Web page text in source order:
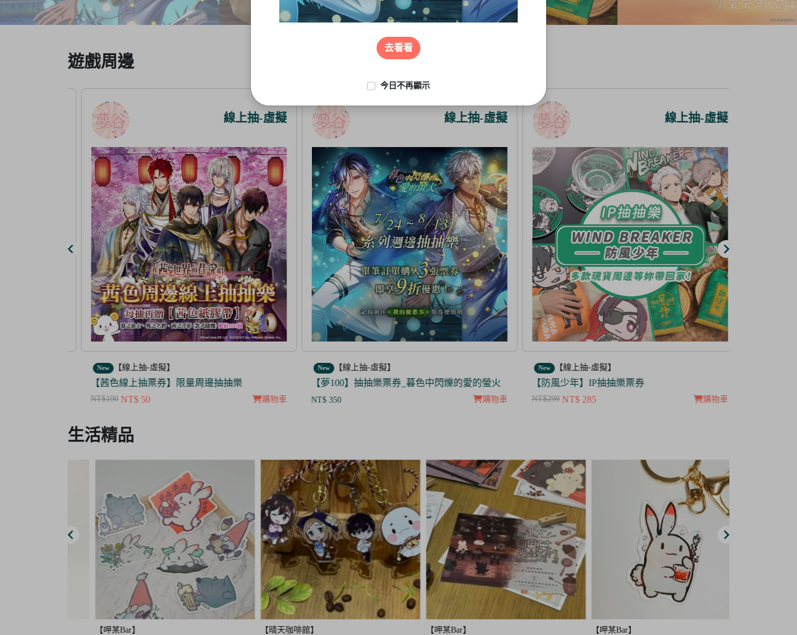
去看看
今日不再顯示
遊戲周邊
線上抽-虛擬
New 【線上抽-虛擬】
【茜色線上抽票券】限量周邊抽抽樂
NT$100 NT$ 50 購物車
線上抽-虛擬
New 【線上抽-虛擬】
【夢100】抽抽樂票券_暮色中閃爍的愛的螢火
NT$ 350 購物車
線上抽-虛擬
New 【線上抽-虛擬】
【防風少年】IP抽抽樂票券
NT$299 NT$ 285 購物車
3
生活精品
【呷某Bar】 【晴天咖啡館】 【呷某Bar】 【呷某Bar】